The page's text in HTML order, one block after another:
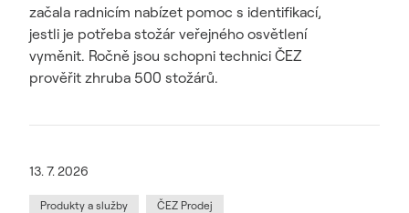
začala radnicím nabízet pomoc s identifikací,
jestli je potřeba stožár veřejného osvětlení
vyměnit. Ročně jsou schopni technici ČEZ
prověřit zhruba 500 stožárů.
13. 7. 2026
Produkty a služby ČEZ Prodej